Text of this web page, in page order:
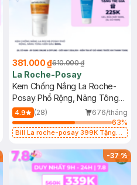
381.000 ₫610.000 ₫
La Roche-Posay
Kem Chống Nắng La Roche-
Posay Phổ Rộng, Nâng Tông
Kiềm Dầu 50ml
4.9 (28)
676/tháng
63%
Bill La roche-posay 399K Tặng
(SL có hạn)
-37%